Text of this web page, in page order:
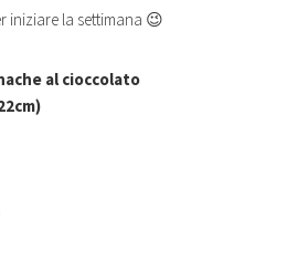
iniziare la settimana 😉
al cioccolato